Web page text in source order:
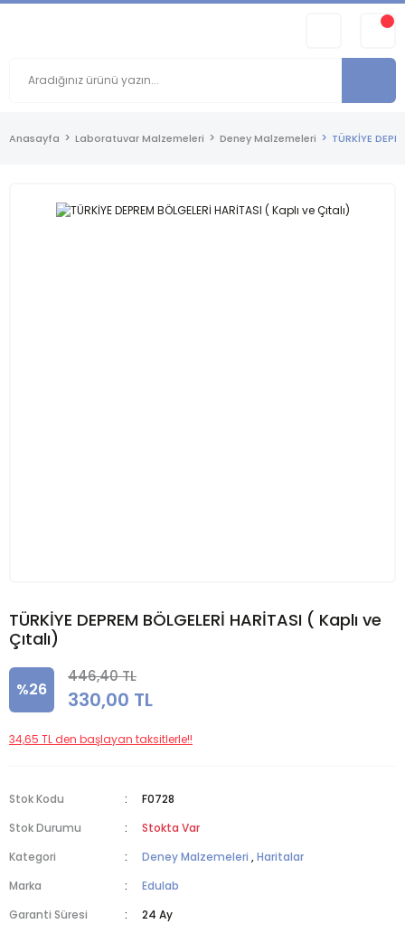
Anasayfa Laboratuvar Malzemeleri Deney Malzemeleri TÜRKİYE
TÜRKİYE DEPREM BÖLGELERİ HARİTASI ( Kaplı ve
Çıtalı)
%26
446,40 TL
330,00 TL
34,65 TL den başlayan taksitlerle!!
Stok Kodu
F0728
Stok Durumu
Stokta Var
Kategori
Deney Malzemeleri ,Haritalar
Marka
Edulab
Garanti Süresi
24 Ay